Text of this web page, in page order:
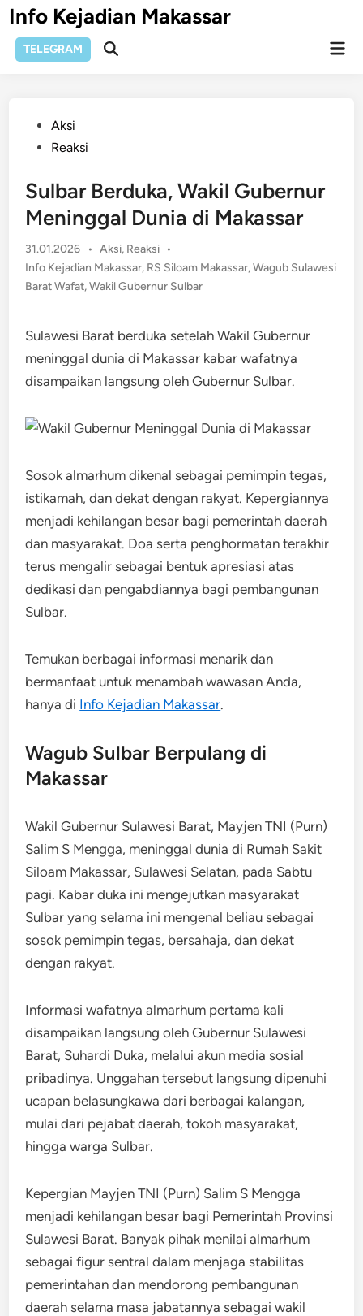
Skip
to
content
Info Kejadian Makassar
TELEGRAM
Open
PostedAksi
Reaksi
Sulbar Berduka, Wakil Gubernur
Meninggal Dunia di Makassar
31.01.2026 • Posted
in
Aksi, Reaksi •
Info Kejadian Makassar, RS Siloam Makassar,Wagub Sulawesi
Barat Wafat,Wakil Gubernur Sulbar
Sulawesi Barat berduka setelah Wakil Gubernur
meninggal dunia di Makassar kabar wafatnya
disampaikan langsung oleh Gubernur Sulbar.
Sosok almarhum dikenal sebagai pemimpin tegas,
istikamah, dan dekat dengan rakyat. Kepergiannya
menjadi kehilangan besar bagi pemerintah daerah
dan masyarakat. Doa serta penghormatan terakhir
terus mengalir sebagai bentuk apresiasi atas
dedikasi dan pengabdiannya bagi pembangunan
Sulbar.
Temukan berbagai informasi menarik dan
bermanfaat untuk menambah wawasan Anda,
hanya di Info Kejadian Makassar.
Wagub Sulbar Berpulang di
Makassar
Wakil Gubernur Sulawesi Barat, Mayjen TNI (Purn)
Salim S Mengga, meninggal dunia di Rumah Sakit
Siloam Makassar, Sulawesi Selatan, pada Sabtu
pagi. Kabar duka ini mengejutkan masyarakat
Sulbar yang selama ini mengenal beliau sebagai
sosok pemimpin tegas, bersahaja, dan dekat
dengan rakyat.
Informasi wafatnya almarhum pertama kali
disampaikan langsung oleh Gubernur Sulawesi
Barat, Suhardi Duka, melalui akun media sosial
pribadinya. Unggahan tersebut langsung dipenuhi
ucapan belasungkawa dari berbagai kalangan,
mulai dari pejabat daerah, tokoh masyarakat,
hingga warga Sulbar.
Kepergian Mayjen TNI (Purn) Salim S Mengga
menjadi kehilangan besar bagi Pemerintah Provinsi
Sulawesi Barat. Banyak pihak menilai almarhum
sebagai figur sentral dalam menjaga stabilitas
pemerintahan dan mendorong pembangunan
daerah selama masa jabatannya sebagai wakil